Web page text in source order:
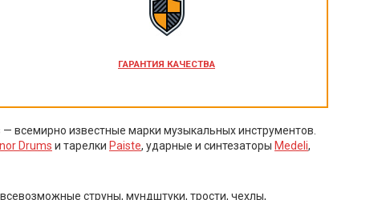
ГАРАНТИЯ КАЧЕСТВА
всемирно известные марки музыкальных инструментов.
Drums и тарелки Paiste, ударные и синтезаторы Medeli,
струны, мундштуки, трости, чехлы,